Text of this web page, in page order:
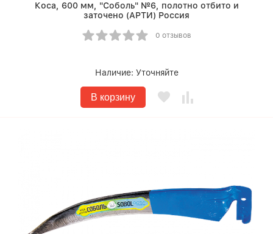
Коса, 600 мм, "Соболь" №6, полотно отбито и
заточено (АРТИ) Россия
0 отзывов
Наличие: Уточняйте
В корзину